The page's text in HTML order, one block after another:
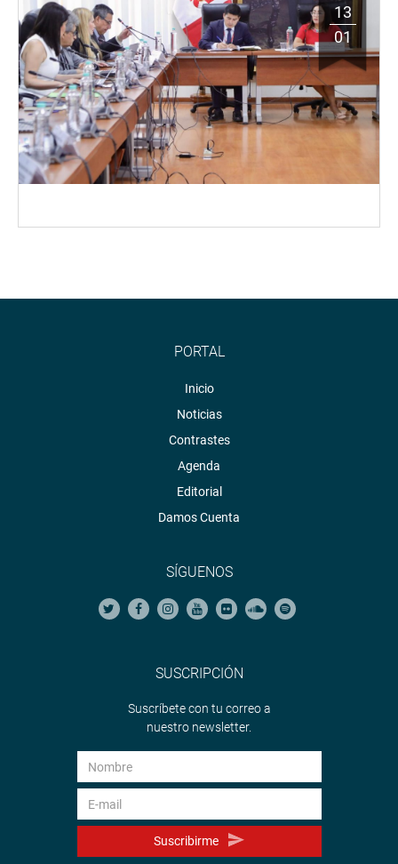
13
01
PORTAL
Inicio
Noticias
Contrastes
Agenda
Editorial
Damos Cuenta
SÍGUENOS
SUSCRIPCIÓN
Suscríbete con tu correo a
nuestro newsletter.
Suscribirme